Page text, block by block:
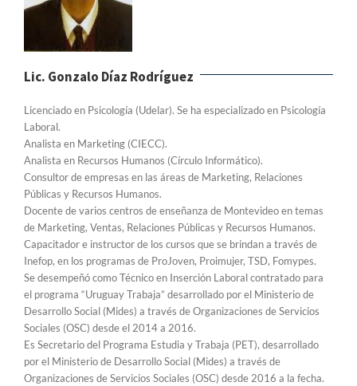
Lic. Gonzalo Díaz Rodríguez
Licenciado en Psicología (Udelar). Se ha especializado en Psicología
Laboral.
Analista en Marketing (CIECC).
Analista en Recursos Humanos (Círculo Informático).
Consultor de empresas en las áreas de Marketing, Relaciones
Públicas y Recursos Humanos.
Docente de varios centros de enseñanza de Montevideo en temas
de Marketing, Ventas, Relaciones Públicas y Recursos Humanos.
Capacitador e instructor de los cursos que se brindan a través de
Inefop, en los programas de ProJoven, Proimujer, TSD, Fomypes.
Se desempeñó como Técnico en Inserción Laboral contratado para
el programa “Uruguay Trabaja” desarrollado por el Ministerio de
Desarrollo Social (Mides) a través de Organizaciones de Servicios
Sociales (OSC) desde el 2014 a 2016.
Es Secretario del Programa Estudia y Trabaja (PET), desarrollado
por el Ministerio de Desarrollo Social (Mides) a través de
Organizaciones de Servicios Sociales (OSC) desde 2016 a la fecha.